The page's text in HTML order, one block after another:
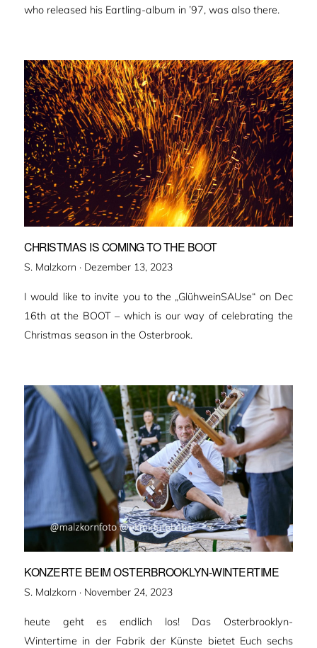
who released his Eartling-album in ’97, was also there.
CHRISTMAS IS COMING TO THE BOOT
S. Malzkorn · Veröffentlicht
Dezember 13, 2023
I would like to invite you to the „GlühweinSAUse“ on Dec
16th at the BOOT – which is our way of celebrating the
Christmas season in the Osterbrook.
KONZERTE BEIM OSTERBROOKLYN-WINTERTIME
S. Malzkorn · Veröffentlicht
November 24, 2023
heute geht es endlich los! Das Osterbrooklyn-
Wintertime in der Fabrik der Künste bietet Euch sechs